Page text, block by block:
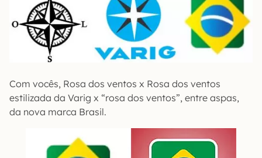
Com vocês, Rosa dos ventos x Rosa dos ventos
estilizada da Varig x “rosa dos ventos”, entre aspas,
da nova marca Brasil.